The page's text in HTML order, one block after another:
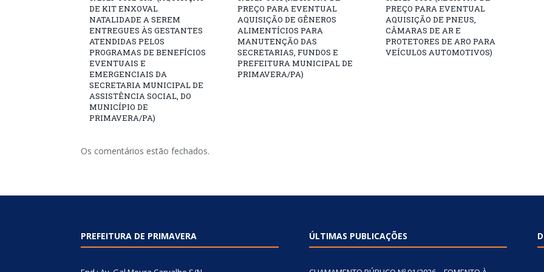
DE KIT ENXOVAL
NATALIDADE A SEREM
ENTREGUES ÀS GESTANTES
ATENDIDAS PELOS
PROGRAMAS DE BENEFÍCIOS
EVENTUAIS E
EMERGENCIAIS DA
SECRETARIA MUNICIPAL DE
ASSISTÊNCIA SOCIAL, DO
MUNICÍPIO DE
PRIMAVERA/PA)
PREÇO PARA EVENTUAL
AQUISIÇÃO DE GÊNEROS
ALIMENTÍCIOS PARA
MANUTENÇÃO DAS
SECRETARIAS, FUNDOS E
PREFEITURA MUNICIPAL DE
PRIMAVERA/PA)
PREÇO PARA EVENTUAL
AQUISIÇÃO DE PNEUS,
CÂMARAS DE AR E
PROTETORES DE ARO PARA
VEÍCULOS AUTOMOTIVOS)
Os comentários estão fechados.
PREFEITURA DE PRIMAVERA ÚLTIMAS PUBLICAÇÕES